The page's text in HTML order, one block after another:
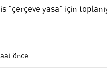
"çerçeve yasa" için
önce